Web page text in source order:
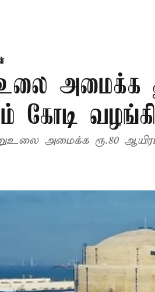
அமைக்க
கோடி
அமைக்க ரூ.80 ஆயிரம்